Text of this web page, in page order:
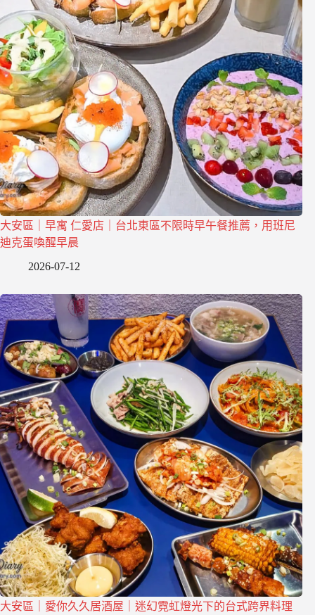
大安區｜早寓 仁愛店｜台北東區不限時早午餐推薦，用班尼
迪克蛋喚醒早晨
2026-07-12
大安區｜愛你久久居酒屋｜迷幻霓虹燈光下的台式跨界料理